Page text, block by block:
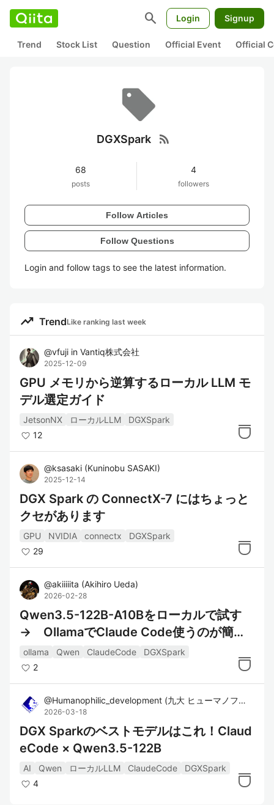
search Login Signup
Trend Stock List Question Official Event Official
DGXSpark rss_feed
68
posts
4
followers
Follow Articles
Follow Questions
Login and follow tags to see the latest information.
trending_up TrendLike ranking last week
@vfuji in Vantiq株式会社
2025-12-09
GPU メモリから逆算するローカル LLM モ
デル選定ガイド
JetsonNX ローカルLLM
DGXSpark
12
@ksasaki (Kuninobu SASAKI)
2025-12-14
DGX Spark の ConnectX-7 にはちょっと
クセがあります
GPU NVIDIA connectx
DGXSpark
29
@akiiiiita (Akihiro Ueda)
2026-02-28
Qwen3.5-122B-A10Bをローカルで試す
→ OllamaでClaude Code使うのが簡単
になっていた
ollama Qwen ClaudeCode
DGXSpark
2
@Humanophilic_development (九大 ヒューマノフィリック 開発部
2026-03-18
DGX Sparkのベストモデルはこれ！Claud
eCode × Qwen3.5-122B
AI Qwen ローカルLLM ClaudeCode
DGXSpark
4